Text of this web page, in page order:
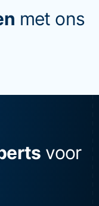
met ons
voor